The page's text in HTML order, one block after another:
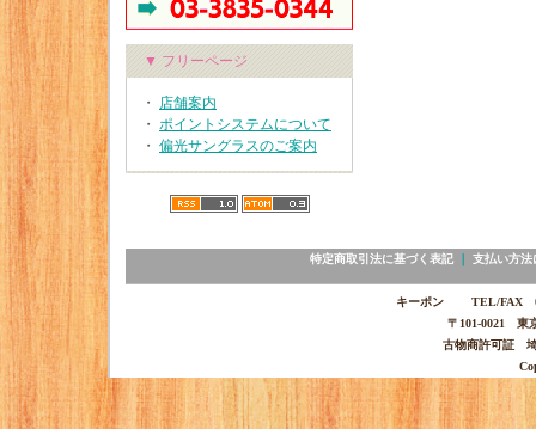
▼ フリーページ
・ 店舗案内
・ ポイントシステムについて
・ 偏光サングラスのご案内
特定商取引法に基づく表記｜ 支払い方法
キーポン TEL/FAX
〒101-0021 東
古物商許可証